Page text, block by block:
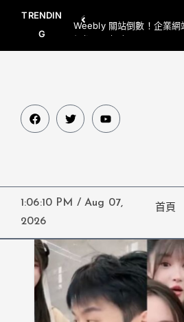
TRENDIN
G
Weebly 關站倒數！企業網
網都要一起處理
1:06:10 PM / Aug 07,
2026
首頁